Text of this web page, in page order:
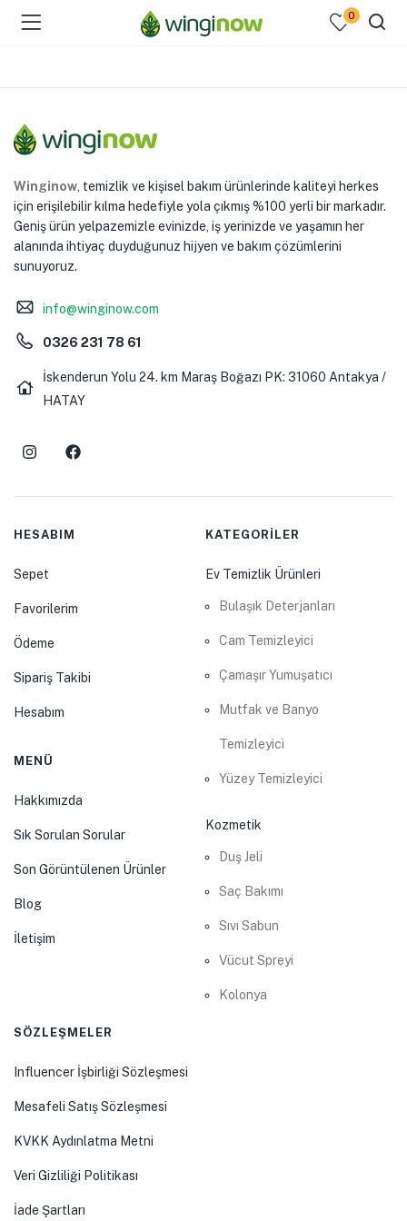
(Hakkımızda )
(Ev Temizlik Ürünleri )
(Kozmetik )
0
Winginow, temizlik ve kişisel bakım ürünlerinde kaliteyi herkes
için erişilebilir kılma hedefiyle yola çıkmış %100 yerli bir markadır.
Geniş ürün yelpazemizle evinizde, iş yerinizde ve yaşamın her
alanında ihtiyaç duyduğunuz hijyen ve bakım çözümlerini
sunuyoruz.
info@winginow.com
0326 231 78 61
İskenderun Yolu 24. km Maraş Boğazı PK: 31060 Antakya /
HATAY
HESABIM
Sepet
Favorilerim
Ödeme
Sipariş Takibi
Hesabım
MENÜ
Hakkımızda
Sık Sorulan Sorular
Son Görüntülenen Ürünler
Blog
İletişim
KATEGORİLER
Ev Temizlik Ürünleri
Bulaşık Deterjanları
Cam Temizleyici
Çamaşır Yumuşatıcı
Mutfak ve Banyo
Temizleyici
Yüzey Temizleyici
Kozmetik
Duş Jeli
Saç Bakımı
Sıvı Sabun
Vücut Spreyi
Kolonya
SÖZLEŞMELER
Influencer İşbirliği Sözleşmesi
Mesafeli Satış Sözleşmesi
KVKK Aydınlatma Metni
Veri Gizliliği Politikası
İade Şartları